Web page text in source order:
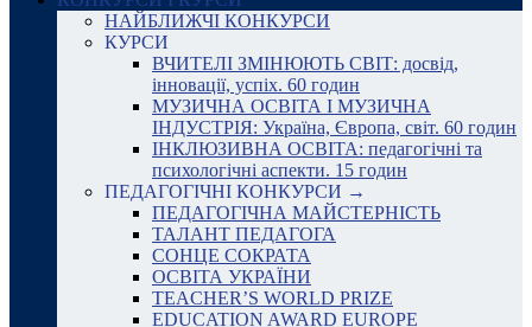
НАЙБЛИЖЧІ КОНКУРСИ
КУРСИ
ВЧИТЕЛІ ЗМІНЮЮТЬ СВІТ: досвід,
інновації, успіх. 60 годин
МУЗИЧНА ОСВІТА І МУЗИЧНА
ІНДУСТРІЯ: Україна, Європа, світ. 60 годин
ІНКЛЮЗИВНА ОСВІТА: педагогічні та
психологічні аспекти. 15 годин
ПЕДАГОГІЧНІ КОНКУРСИ →
ПЕДАГОГІЧНА МАЙСТЕРНІСТЬ
ТАЛАНТ ПЕДАГОГА
СОНЦЕ СОКРАТА
ОСВІТА УКРАЇНИ
TEACHER’S WORLD PRIZE
EDUCATION AWARD EUROPE